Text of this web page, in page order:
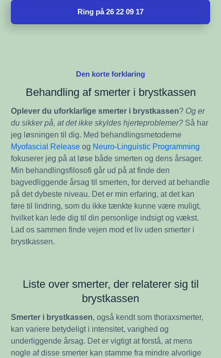
Ring på 26 22 09 17
Den korte forklaring
Behandling af smerter i brystkassen
Oplever du uforklarlige smerter i brystkassen? Og er
du sikker på, at det ikke skyldes hjerteproblemer? Så har
jeg løsningen til dig. Med behandlingsmetoderne
Myofascial Release og Neuro-Linguistic Programming
fokuserer jeg på at løse både smerten og dens årsager.
Min behandlingsfilosofi går ud på at finde den
bagvedliggende årsag til smerten, for derved at behandle
på det dybeste niveau. Det er min erfaring, at det kan
føre til lindring, som du ikke tænkte kunne være muligt,
hvilket kan lede dig til din personlige indsigt og vækst.
Lad os sammen finde vejen mod et liv uden smerter i
brystkassen.
Liste over smerter, der relaterer sig til
brystkassen
Smerter i brystkassen, også kendt som thoraxsmerter,
kan variere betydeligt i intensitet, varighed og
underliggende årsag. Det er vigtigt at forstå, at mens
nogle af disse smerter kan stamme fra mindre alvorlige